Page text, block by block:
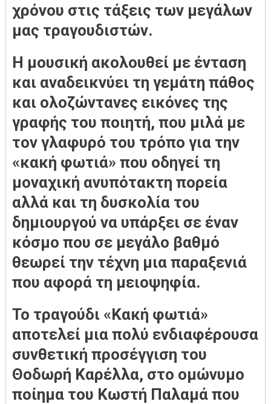
χρόνου στις τάξεις των μεγάλων
μας τραγουδιστών.
Η μουσική ακολουθεί με ένταση
και αναδεικνύει τη γεμάτη πάθος
και ολοζώντανες εικόνες της
γραφής του ποιητή, που μιλά με
τον γλαφυρό του τρόπο για την
«κακή φωτιά» που οδηγεί τη
μοναχική ανυπότακτη πορεία
αλλά και τη δυσκολία του
δημιουργού να υπάρξει σε έναν
κόσμο που σε μεγάλο βαθμό
θεωρεί την τέχνη μια παραξενιά
που αφορά τη μειοψηφία.
Το τραγούδι «Κακή φωτιά»
αποτελεί μια πολύ ενδιαφέρουσα
συνθετική προσέγγιση του
Θοδωρή Καρέλλα, στο ομώνυμο
ποίημα του Κωστή Παλαμά που